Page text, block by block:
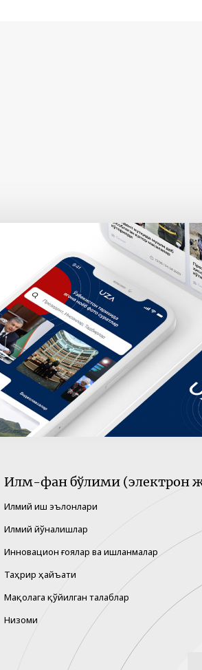
Илм-фан бўлими (электрон
Илмий иш эълонлари
Илмий йўналишлар
Инновацион ғоялар ва ишланмалар
Таҳрир ҳайъати
Мақолага қўйилган талаблар
Низоми